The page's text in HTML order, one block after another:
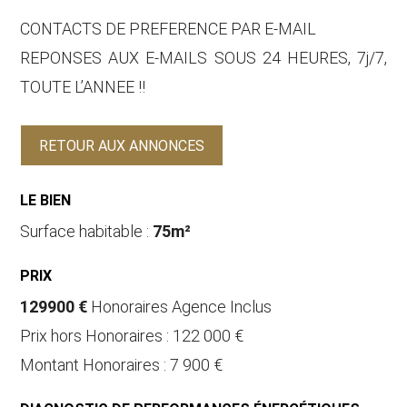
CONTACTS DE PREFERENCE PAR E-MAIL
REPONSES AUX E-MAILS SOUS 24 HEURES, 7j/7,
TOUTE L’ANNEE !!
RETOUR AUX ANNONCES
LE BIEN
Surface habitable : 75m²
PRIX
129900 € Honoraires Agence Inclus
Prix hors Honoraires : 122 000 €
Montant Honoraires : 7 900 €